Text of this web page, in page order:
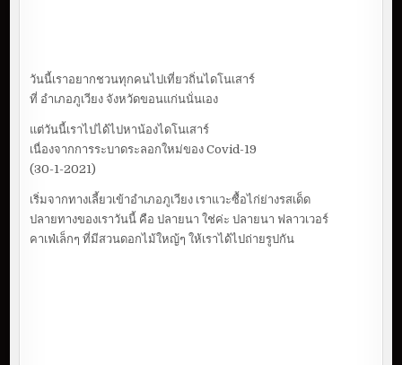
วันนี้เราอยากชวนทุกคนไปเที่ยวถิ่นไดโนเสาร์
ที่ อำเภอภูเวียง จังหวัดขอนแก่นนั่นเอง
แต่วันนี้เราไปได้ไปหาน้องไดโนเสาร์
เนื่องจากการระบาดระลอกใหม่ของ Covid-19
(30-1-2021)
เริ่มจากทางเลี้ยวเข้าอำเภอภูเวียง เราแวะซื้อไก่ย่างรสเด็ด
ปลายทางของเราวันนี้ คือ ปลายนา ใช่ค่ะ ปลายนา ฟลาวเวอร์
คาเฟ่เล็กๆ ที่มีสวนดอกไม้ใหญ้ๆ ให้เราได้ไปถ่ายรูปกัน